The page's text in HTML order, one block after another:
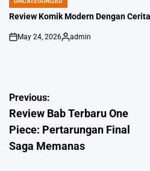
POSTED
IN
Review Komik Modern Dengan
on
May 24, 2026
Posted
admin
Post
navigation
Previous:
Review Bab Terbaru One
Piece: Pertarungan Final
Saga Memanas